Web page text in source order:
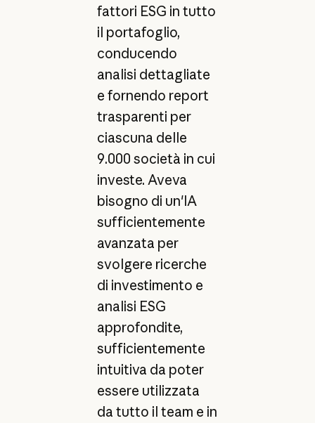
fattori ESG in tutto
il portafoglio,
conducendo
analisi dettagliate
e fornendo report
trasparenti per
ciascuna delle
9.000 società in cui
investe. Aveva
bisogno di un'IA
sufficientemente
avanzata per
svolgere ricerche
di investimento e
analisi ESG
approfondite,
sufficientemente
intuitiva da poter
essere utilizzata
da tutto il team e in